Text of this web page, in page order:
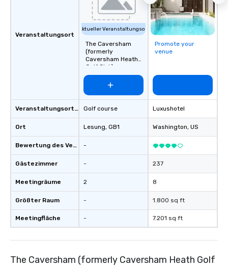
Veranstaltungsort
Veranstaltungsortstyp
Ort
Bewertung des Veranstaltungsortes
Gästezimmer
Meetingräume
Größter Raum
Meetingfläche
Aktueller Veranstaltungsort
The Caversham
(formerly
Caversham Heath
Golf Club)
Golf course
Lesung, GB1
-
-
2
-
-
Promote your
venue
Luxushotel
Washington, US
237
8
1.800 sq ft
7.201 sq ft
The Caversham (formerly Caversham Heath Golf